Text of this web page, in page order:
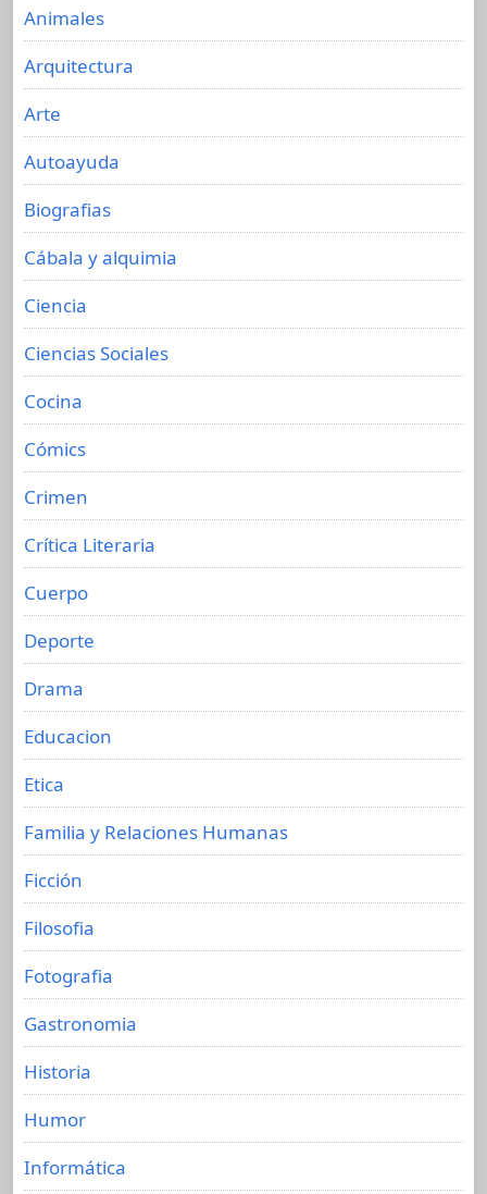
Animales
Arquitectura
Arte
Autoayuda
Biografias
Cábala y alquimia
Ciencia
Ciencias Sociales
Cocina
Cómics
Crimen
Crítica Literaria
Cuerpo
Deporte
Drama
Educacion
Etica
Familia y Relaciones Humanas
Ficción
Filosofia
Fotografia
Gastronomia
Historia
Humor
Informática